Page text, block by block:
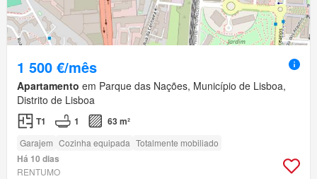
1 500 €/mês
Apartamento em Parque das Nações, Município de Lisboa,
Distrito de Lisboa
T1 1 63 m²
Garajem Cozinha equipada Totalmente mobiliado
Há 10 dias
RENTUMO